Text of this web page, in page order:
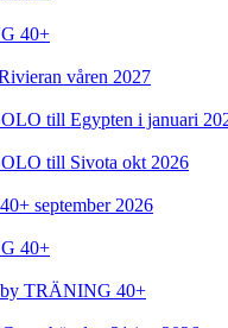
40+
våren 2027
till Egypten i januari
till Sivota okt 2026
september 2026
40+
TRÄNING 40+